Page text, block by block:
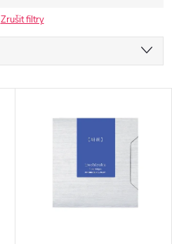
Zrušit filtry